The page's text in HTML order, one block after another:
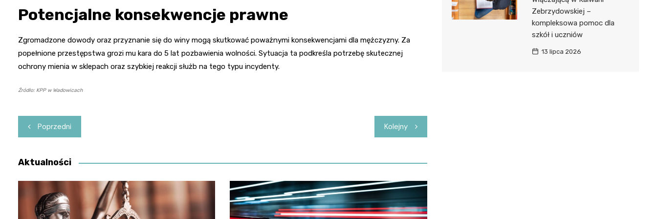
Potencjalne konsekwencje prawne
Zgromadzone dowody oraz przyznanie się do winy mogą skutkować poważnymi konsekwencjami dla mężczyzny. Za
popełnione przestępstwa grozi mu kara do 5 lat pozbawienia wolności. Sytuacja ta podkreśla potrzebę skutecznej
ochrony mienia w sklepach oraz szybkiej reakcji służb na tego typu incydenty.
Źródło: KPP w Wadowicach
Nawigacja
wpisu
Poprzedni Kolejny
Aktualności
Zebrzydowskiej –
kompleksowa pomoc dla
szkół i uczniów
13 lipca 2026